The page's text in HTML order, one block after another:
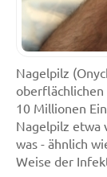
Nagelpilz
oberflächlichen
10 Millionen
Nagelpilz etwa
was - ähnlich
Weise der